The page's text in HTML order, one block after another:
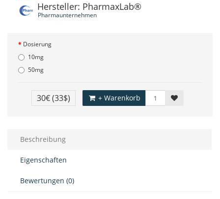
Hersteller: PharmaxLab®
Pharmaunternehmen
Dosierung
10mg
50mg
30€(33$) + Warenkorb
Beschreibung
Eigenschaften
Bewertungen (0)